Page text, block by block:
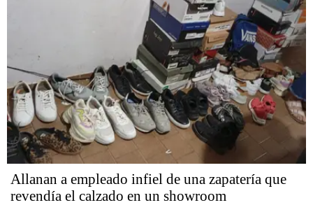
Allanan a empleado infiel de una zapatería que
revendía el calzado en un showroom